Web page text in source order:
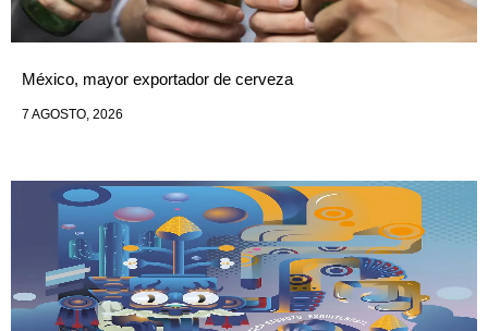
México, mayor exportador de cerveza
7 AGOSTO, 2026